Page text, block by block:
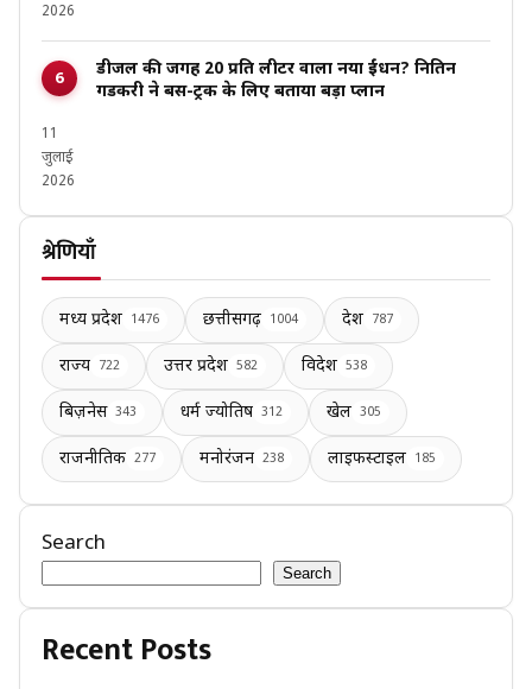
2026
डीजल की जगह ₹20 प्रति लीटर वाला नया ईंधन? नितिन
गडकरी ने बस-ट्रक के लिए बताया बड़ा प्लान
11
जुलाई
2026
श्रेणियाँ
मध्य प्रदेश 1476 छत्तीसगढ़ 1004 देश 787
राज्य 722 उत्तर प्रदेश 582 विदेश 538
बिज़नेस 343 धर्म ज्योतिष 312 खेल 305
राजनीतिक 277 मनोरंजन 238 लाइफस्टाइल 185
Search
Search
Recent Posts